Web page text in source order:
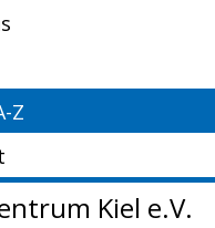
Z
Kiel e.V.